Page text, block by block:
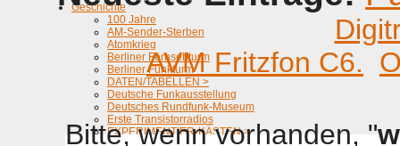
Geschichte
100 Jahre
AM-Sender-Sterben
Atomkrieg
Berliner Fernsehturm
Berliner Funkturm
DATEN/TABELLEN >
Deutsche Funkausstellung
Deutsches Rundfunk-Museum
Erste Transistorradios
EXPERIMENTIER-KÄSTEN >
AVM Fritzfon C6.
Bitte, wenn vorhanden, "